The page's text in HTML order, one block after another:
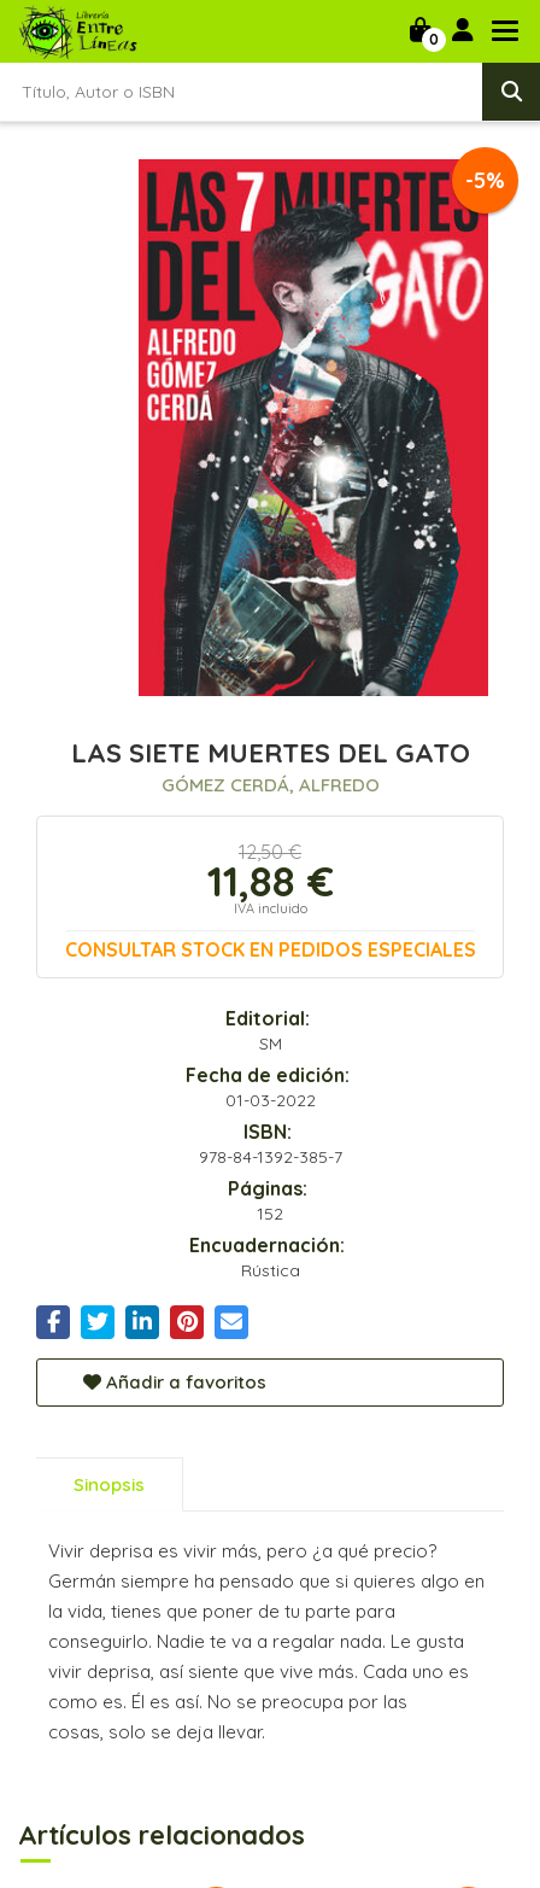
0
-5%
LAS SIETE MUERTES DEL GATO
GÓMEZ CERDÁ, ALFREDO
12,50 €
11,88 €
IVA incluido
CONSULTAR STOCK EN PEDIDOS ESPECIALES
Editorial:
SM
Fecha de edición:
01-03-2022
ISBN:
978-84-1392-385-7
Páginas:
152
Encuadernación:
Rústica
Añadir a favoritos
Sinopsis
Vivir deprisa es vivir más, pero ¿a qué precio?
Germán siempre ha pensado que si quieres algo en
la vida, tienes que poner de tu parte para
conseguirlo. Nadie te va a regalar nada. Le gusta
vivir deprisa, así siente que vive más. Cada uno es
como es. Él es así. No se preocupa por las
cosas, solo se deja llevar.
Artículos relacionados